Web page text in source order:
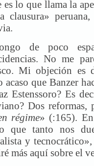
es lo que llama la
clausura»
de poco
No me
Mi objeción es
acaso que Banzer
Estenssoro? Es
Dos reformas,
régime» (:165). En
que tanto nos
y
más aquí sobre el